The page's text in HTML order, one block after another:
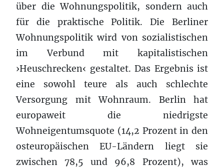
über die Wohnungspolitik, sondern auch
für die praktische Politik. Die Berliner
Wohnungspolitik wird von sozialistischen
im Verbund mit kapitalistischen
›Heuschrecken‹ gestaltet. Das Ergebnis ist
eine sowohl teure als auch schlechte
Versorgung mit Wohnraum. Berlin hat
europaweit die niedrigste
Wohneigentumsquote (14,2 Prozent in den
osteuropäischen EU-Ländern liegt sie
zwischen 78,5 und 96,8 Prozent), was